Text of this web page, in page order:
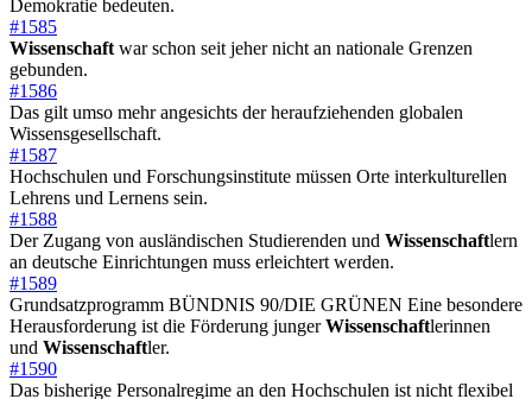
Demokratie bedeuten.
#1585
Wissenschaft war schon seit jeher nicht an nationale Grenzen
gebunden.
#1586
Das gilt umso mehr angesichts der heraufziehenden globalen
Wissensgesellschaft.
#1587
Hochschulen und Forschungsinstitute müssen Orte interkulturellen
Lehrens und Lernens sein.
#1588
Der Zugang von ausländischen Studierenden und Wissenschaftlern
an deutsche Einrichtungen muss erleichtert werden.
#1589
Grundsatzprogramm BÜNDNIS 90/DIE GRÜNEN Eine besondere
Herausforderung ist die Förderung jungerWissenschaftlerinnen
und Wissenschaftler.
#1590
Das bisherige Personalregime an den Hochschulen ist nicht flexibel